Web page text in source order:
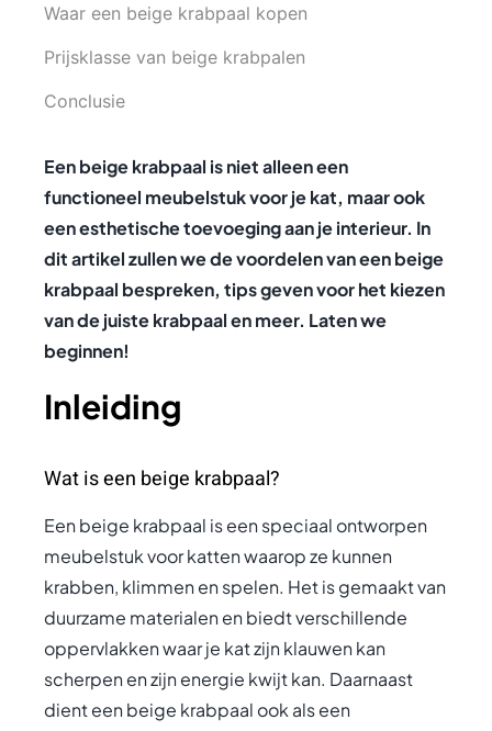
Waar een beige krabpaal kopen
Prijsklasse van beige krabpalen
Conclusie
Een beige krabpaal is niet alleen een
functioneel meubelstuk voor je kat, maar ook
een esthetische toevoeging aan je interieur. In
dit artikel zullen we de voordelen van een beige
krabpaal bespreken, tips geven voor het kiezen
van de juiste krabpaal en meer. Laten we
beginnen!
Inleiding
Wat is een beige krabpaal?
Een beige krabpaal is een speciaal ontworpen
meubelstuk voor katten waarop ze kunnen
krabben, klimmen en spelen. Het is gemaakt van
duurzame materialen en biedt verschillende
oppervlakken waar je kat zijn klauwen kan
scherpen en zijn energie kwijt kan. Daarnaast
dient een beige krabpaal ook als een